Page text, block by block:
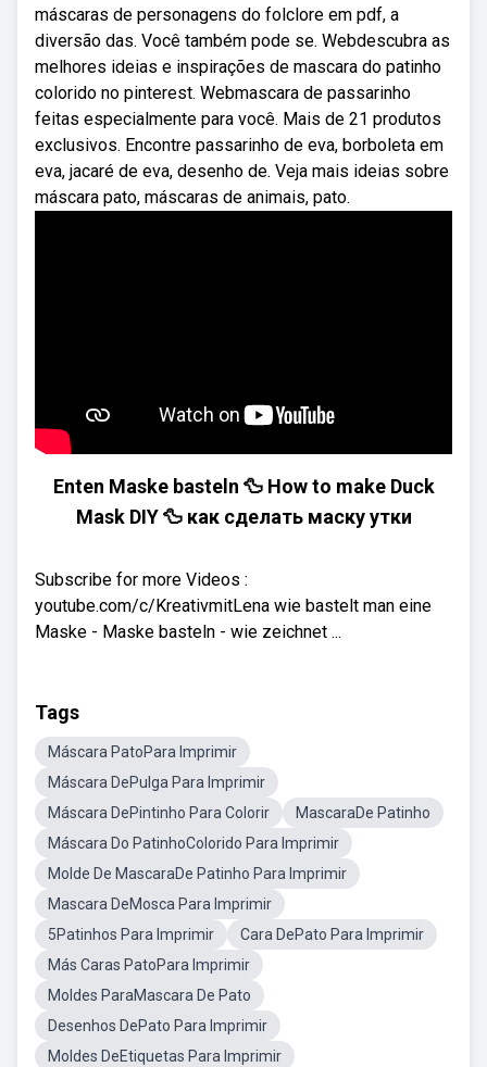
máscaras de personagens do folclore em pdf, a
diversão das. Você também pode se. Webdescubra as
melhores ideias e inspirações de mascara do patinho
colorido no pinterest. Webmascara de passarinho
feitas especialmente para você. Mais de 21 produtos
exclusivos. Encontre passarinho de eva, borboleta em
eva, jacaré de eva, desenho de. Veja mais ideias sobre
máscara pato, máscaras de animais, pato.
Enten Maske basteln 🦆 How to make Duck
Mask DIY 🦆 как сделать маску утки
Subscribe for more Videos :
youtube.com/c/KreativmitLena wie bastelt man eine
Maske - Maske basteln - wie zeichnet ...
Tags
Máscara PatoPara Imprimir
Máscara DePulga Para Imprimir
Máscara DePintinho Para Colorir
MascaraDe Patinho
Máscara Do PatinhoColorido Para Imprimir
Molde De MascaraDe Patinho Para Imprimir
Mascara DeMosca Para Imprimir
5Patinhos Para Imprimir
Cara DePato Para Imprimir
Más Caras PatoPara Imprimir
Moldes ParaMascara De Pato
Desenhos DePato Para Imprimir
Moldes DeEtiquetas Para Imprimir